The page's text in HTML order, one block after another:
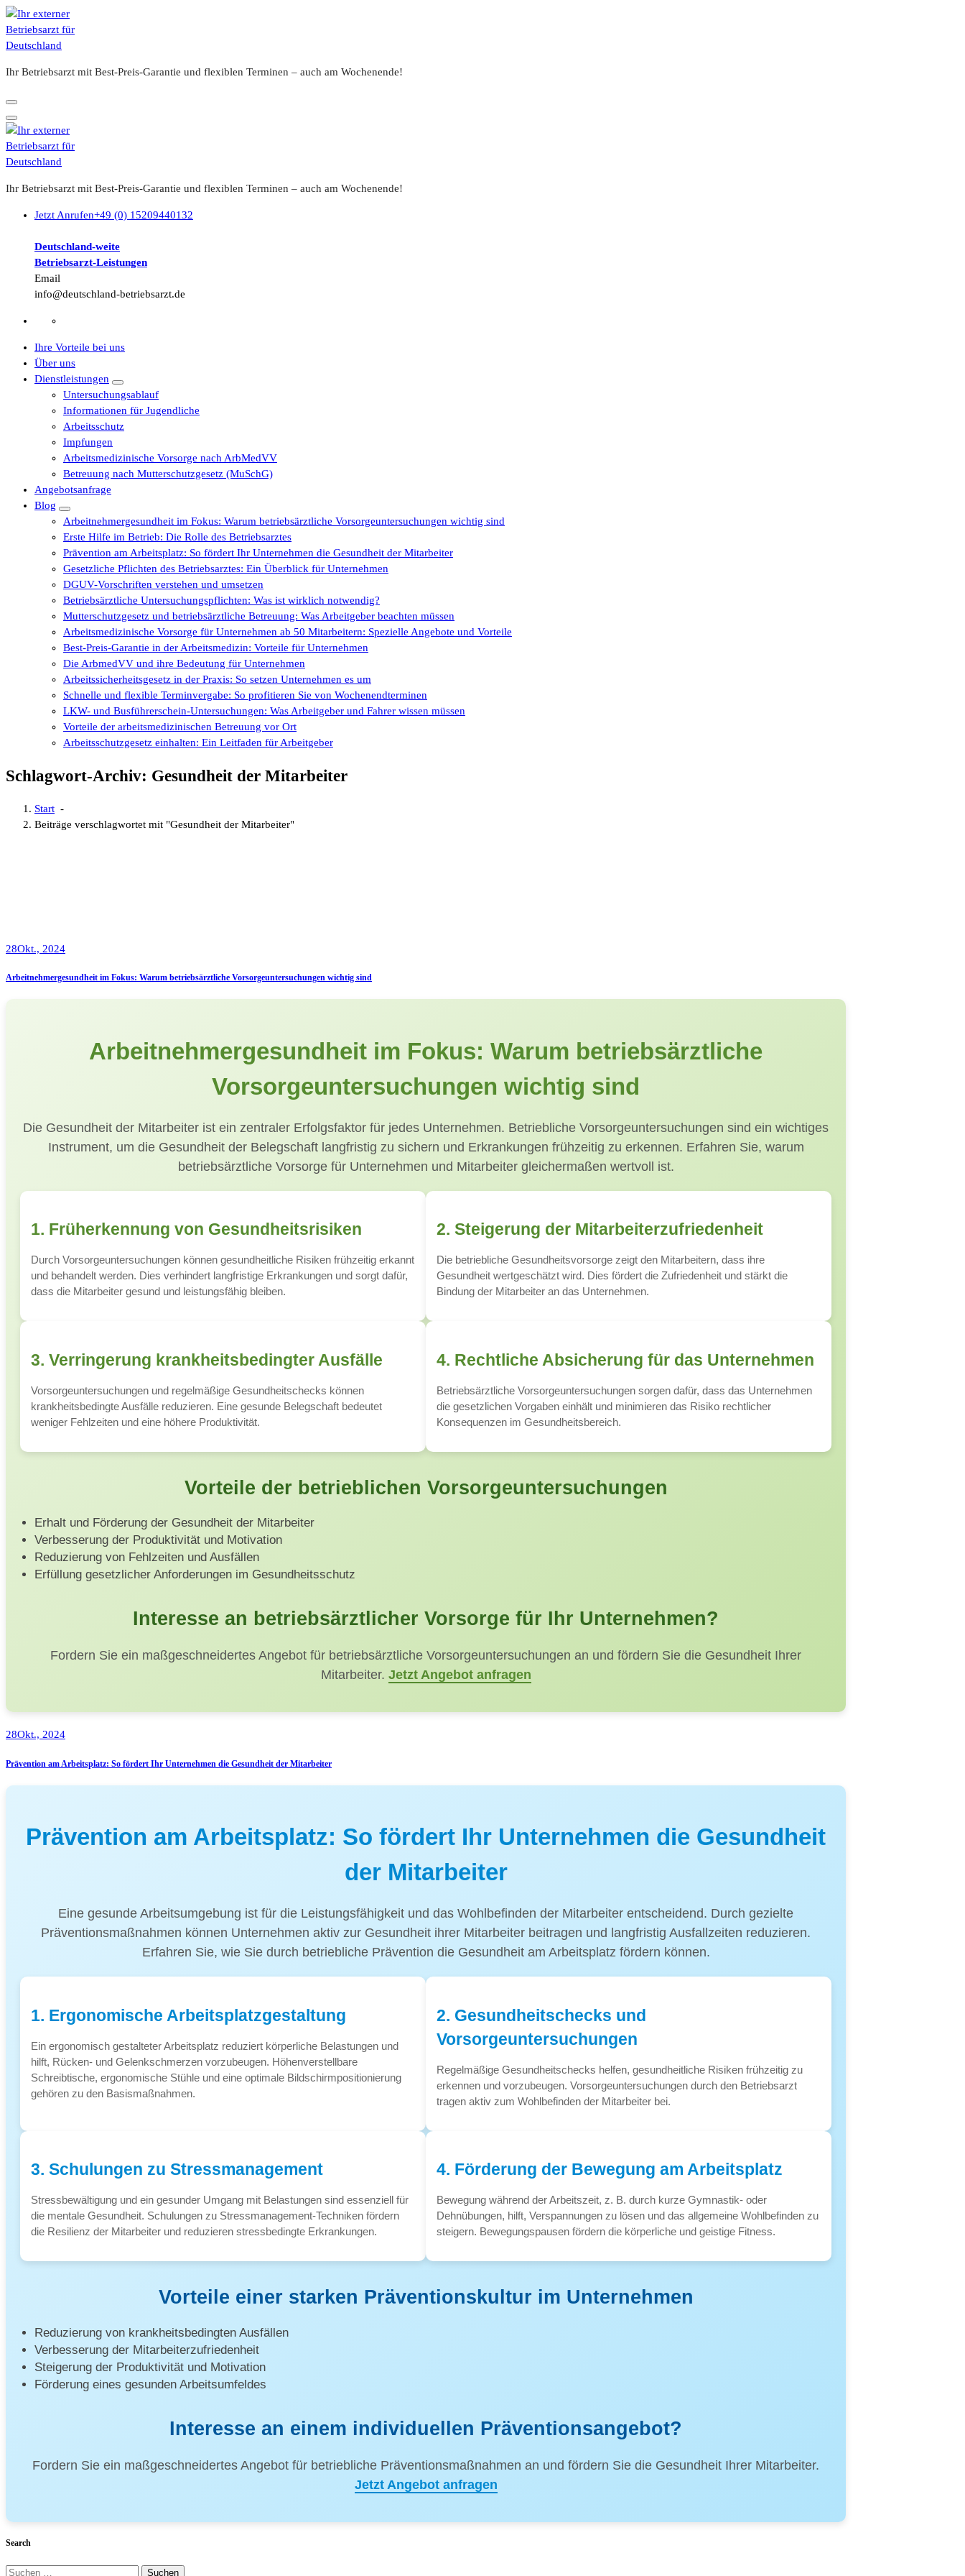
Zum
Inhalt
springen
Ihr Betriebsarzt mit Best-Preis-Garantie und flexiblen Terminen – auch am Wochenende!
Ihr Betriebsarzt mit Best-Preis-Garantie und flexiblen Terminen – auch am Wochenende!
Jetzt Anrufen+49 (0) 15209440132
Deutschland-weite
Betriebsarzt-Leistungen
Email
info@deutschland-betriebsarzt.de
Ihre Vorteile bei uns
Über uns
Dienstleistungen
Untersuchungsablauf
Informationen für Jugendliche
Arbeitsschutz
Impfungen
Arbeitsmedizinische Vorsorge nach ArbMedVV
Betreuung nach Mutterschutzgesetz (MuSchG)
Angebotsanfrage
Blog
Arbeitnehmergesundheit im Fokus: Warum betriebsärztliche Vorsorgeuntersuchungen wichtig sind
Erste Hilfe im Betrieb: Die Rolle des Betriebsarztes
Prävention am Arbeitsplatz: So fördert Ihr Unternehmen die Gesundheit der Mitarbeiter
Gesetzliche Pflichten des Betriebsarztes: Ein Überblick für Unternehmen
DGUV-Vorschriften verstehen und umsetzen
Betriebsärztliche Untersuchungspflichten: Was ist wirklich notwendig?
Mutterschutzgesetz und betriebsärztliche Betreuung: Was Arbeitgeber beachten müssen
Arbeitsmedizinische Vorsorge für Unternehmen ab 50 Mitarbeitern: Spezielle Angebote und Vorteile
Best-Preis-Garantie in der Arbeitsmedizin: Vorteile für Unternehmen
Die ArbmedVV und ihre Bedeutung für Unternehmen
Arbeitssicherheitsgesetz in der Praxis: So setzen Unternehmen es um
Schnelle und flexible Terminvergabe: So profitieren Sie von Wochenendterminen
LKW- und Busführerschein-Untersuchungen: Was Arbeitgeber und Fahrer wissen müssen
Vorteile der arbeitsmedizinischen Betreuung vor Ort
Arbeitsschutzgesetz einhalten: Ein Leitfaden für Arbeitgeber
Schlagwort-Archiv: Gesundheit der Mitarbeiter
Start -
Beiträge verschlagwortet mit "Gesundheit der Mitarbeiter"
28Okt., 2024
Arbeitnehmergesundheit im Fokus: Warum betriebsärztliche Vorsorgeuntersuchungen wichtig sind
Arbeitnehmergesundheit im Fokus: Warum betriebsärztliche
Vorsorgeuntersuchungen wichtig sind
Die Gesundheit der Mitarbeiter ist ein zentraler Erfolgsfaktor für jedes Unternehmen. Betriebliche Vorsorgeuntersuchungen sind ein wichtiges
Instrument, um die Gesundheit der Belegschaft langfristig zu sichern und Erkrankungen frühzeitig zu erkennen. Erfahren Sie, warum
betriebsärztliche Vorsorge für Unternehmen und Mitarbeiter gleichermaßen wertvoll ist.
1. Früherkennung von Gesundheitsrisiken
Durch Vorsorgeuntersuchungen können gesundheitliche Risiken frühzeitig erkannt
und behandelt werden. Dies verhindert langfristige Erkrankungen und sorgt dafür,
dass die Mitarbeiter gesund und leistungsfähig bleiben.
2. Steigerung der Mitarbeiterzufriedenheit
Die betriebliche Gesundheitsvorsorge zeigt den Mitarbeitern, dass ihre
Gesundheit wertgeschätzt wird. Dies fördert die Zufriedenheit und stärkt die
Bindung der Mitarbeiter an das Unternehmen.
3. Verringerung krankheitsbedingter Ausfälle
Vorsorgeuntersuchungen und regelmäßige Gesundheitschecks können
krankheitsbedingte Ausfälle reduzieren. Eine gesunde Belegschaft bedeutet
weniger Fehlzeiten und eine höhere Produktivität.
4. Rechtliche Absicherung für das Unternehmen
Betriebsärztliche Vorsorgeuntersuchungen sorgen dafür, dass das Unternehmen
die gesetzlichen Vorgaben einhält und minimieren das Risiko rechtlicher
Konsequenzen im Gesundheitsbereich.
Vorteile der betrieblichen Vorsorgeuntersuchungen
Erhalt und Förderung der Gesundheit der Mitarbeiter
Verbesserung der Produktivität und Motivation
Reduzierung von Fehlzeiten und Ausfällen
Erfüllung gesetzlicher Anforderungen im Gesundheitsschutz
Interesse an betriebsärztlicher Vorsorge für Ihr Unternehmen?
Fordern Sie ein maßgeschneidertes Angebot für betriebsärztliche Vorsorgeuntersuchungen an und fördern Sie die Gesundheit Ihrer
Mitarbeiter. Jetzt Angebot anfragen
28Okt., 2024
Prävention am Arbeitsplatz: So fördert Ihr Unternehmen die Gesundheit der Mitarbeiter
Prävention am Arbeitsplatz: So fördert Ihr Unternehmen die Gesundheit
der Mitarbeiter
Eine gesunde Arbeitsumgebung ist für die Leistungsfähigkeit und das Wohlbefinden der Mitarbeiter entscheidend. Durch gezielte
Präventionsmaßnahmen können Unternehmen aktiv zur Gesundheit ihrer Mitarbeiter beitragen und langfristig Ausfallzeiten reduzieren.
Erfahren Sie, wie Sie durch betriebliche Prävention die Gesundheit am Arbeitsplatz fördern können.
1. Ergonomische Arbeitsplatzgestaltung
Ein ergonomisch gestalteter Arbeitsplatz reduziert körperliche Belastungen und
hilft, Rücken- und Gelenkschmerzen vorzubeugen. Höhenverstellbare
Schreibtische, ergonomische Stühle und eine optimale Bildschirmpositionierung
gehören zu den Basismaßnahmen.
2. Gesundheitschecks und
Vorsorgeuntersuchungen
Regelmäßige Gesundheitschecks helfen, gesundheitliche Risiken frühzeitig zu
erkennen und vorzubeugen. Vorsorgeuntersuchungen durch den Betriebsarzt
tragen aktiv zum Wohlbefinden der Mitarbeiter bei.
3. Schulungen zu Stressmanagement
Stressbewältigung und ein gesunder Umgang mit Belastungen sind essenziell für
die mentale Gesundheit. Schulungen zu Stressmanagement-Techniken fördern
die Resilienz der Mitarbeiter und reduzieren stressbedingte Erkrankungen.
4. Förderung der Bewegung am Arbeitsplatz
Bewegung während der Arbeitszeit, z. B. durch kurze Gymnastik- oder
Dehnübungen, hilft, Verspannungen zu lösen und das allgemeine Wohlbefinden zu
steigern. Bewegungspausen fördern die körperliche und geistige Fitness.
Vorteile einer starken Präventionskultur im Unternehmen
Reduzierung von krankheitsbedingten Ausfällen
Verbesserung der Mitarbeiterzufriedenheit
Steigerung der Produktivität und Motivation
Förderung eines gesunden Arbeitsumfeldes
Interesse an einem individuellen Präventionsangebot?
Fordern Sie ein maßgeschneidertes Angebot für betriebliche Präventionsmaßnahmen an und fördern Sie die Gesundheit Ihrer Mitarbeiter.
Jetzt Angebot anfragen
Search
Suchen